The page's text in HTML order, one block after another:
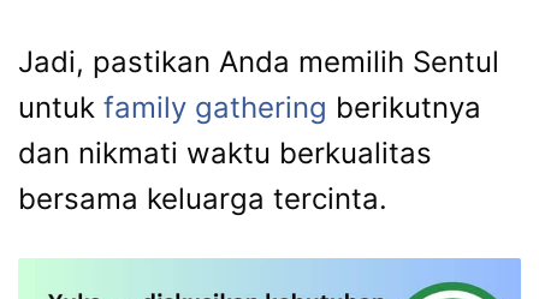
Jadi, pastikan Anda memilih Sentul
untuk family gathering berikutnya
dan nikmati waktu berkualitas
bersama keluarga tercinta.